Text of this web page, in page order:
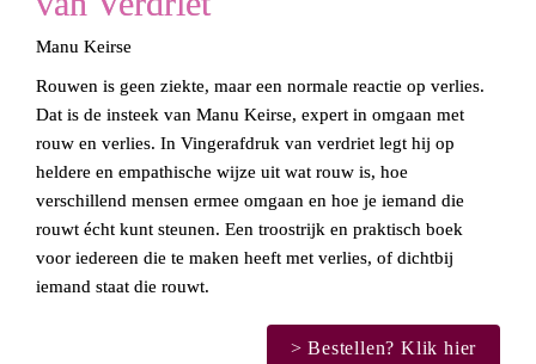
Manu Keirse
Rouwen is geen ziekte, maar een normale reactie op verlies.
Dat is de insteek van Manu Keirse, expert in omgaan met
rouw en verlies. In Vingerafdruk van verdriet legt hij op
heldere en empathische wijze uit wat rouw is, hoe
verschillend mensen ermee omgaan en hoe je iemand die
rouwt écht kunt steunen. Een troostrijk en praktisch boek
voor iedereen die te maken heeft met verlies, of dichtbij
iemand staat die rouwt.
> Bestellen? Klik hier